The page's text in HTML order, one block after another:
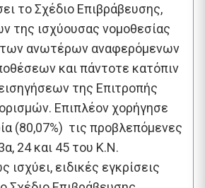
το Σχέδιο Επιβράβευσης,
της ισχύουσας νομοθεσίας
των ανωτέρων αναφερόμενων
και πάντοτε κατόπιν
της Επιτροπής
Επιπλέον χορήγησε
(80,07%) τις προβλεπόμενες
24 και 45 του Κ.Ν.
ειδικές εγκρίσεις